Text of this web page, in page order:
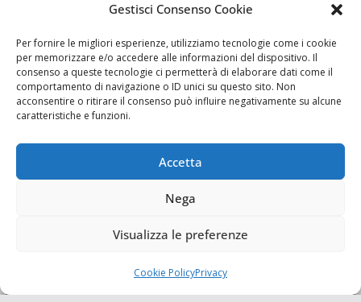
Gestisci Consenso Cookie
Per fornire le migliori esperienze, utilizziamo tecnologie come i cookie
per memorizzare e/o accedere alle informazioni del dispositivo. Il
consenso a queste tecnologie ci permetterà di elaborare dati come il
comportamento di navigazione o ID unici su questo sito. Non
acconsentire o ritirare il consenso può influire negativamente su alcune
caratteristiche e funzioni.
Accetta
Nega
Visualizza le preferenze
Cookie PolicyPrivacy
Aut. del tribunale di Catania n.23/2011 del 20/09/2011 Dir.
Resp. Riccardo Orioles.
Associazione Culturale I Siciliani Giovani
via Randazzo 27 Catania
I Siciliani Giovani. Tutti i diritti riservati.
Tema:ColorMagdi ThemeGrill. Powered byWordPress.